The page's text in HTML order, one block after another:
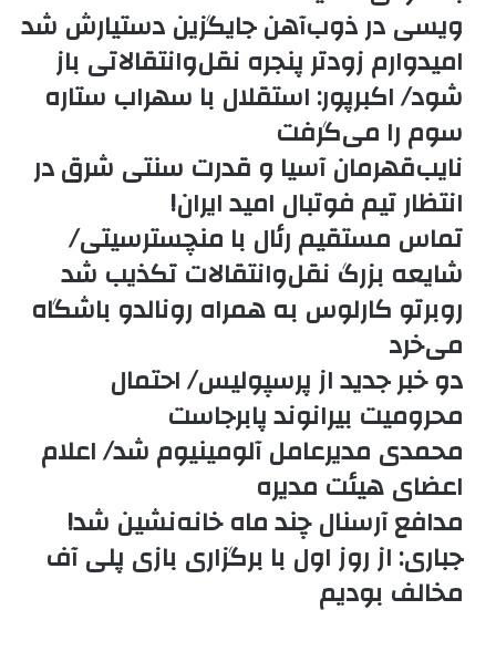
ویسی در ذوب‌آهن جایگزین دستیارش شد
امیدوارم زودتر پنجره نقل‌وانتقالاتی باز
شود/ اکبرپور: استقلال با سهراب ستاره
سوم را می‌گرفت
نایب‌قهرمان آسیا و قدرت سنتی شرق در
انتظار تیم فوتبال امید ایران!
تماس مستقیم رئال با منچسترسیتی/
شایعه بزرگ نقل‌وانتقالات تکذیب شد
روبرتو کارلوس به همراه رونالدو باشگاه
می‌خرد
دو خبر جدید از پرسپولیس/ احتمال
محرومیت بیرانوند پابرجاست
محمدی مدیرعامل آلومینیوم شد/ اعلام
اعضای هیئت‌ مدیره
مدافع آرسنال چند ماه خانه‌نشین شد!
جباری: از روز اول با برگزاری بازی پلی آف
مخالف بودیم